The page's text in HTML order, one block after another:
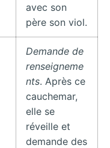
avec son
père son viol.
Demande de
renseigneme
nts. Après ce
cauchemar,
elle se
réveille et
demande des